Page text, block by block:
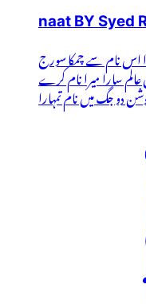
naat BY Syed
اس نام سے چمکا سورج
عالم سارا میرا نام کرے
دو جگ میں نام تمہارا